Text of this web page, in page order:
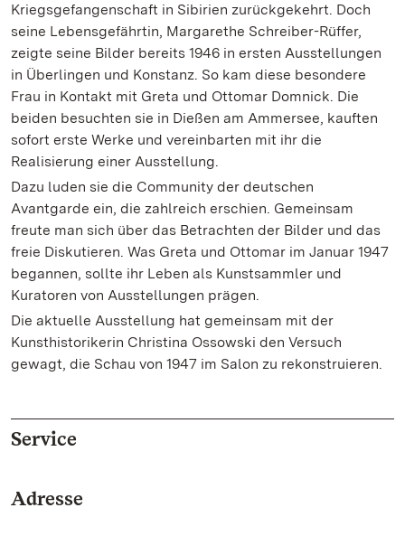
Kriegsgefangenschaft in Sibirien zurückgekehrt. Doch
seine Lebensgefährtin, Margarethe Schreiber-Rüffer,
zeigte seine Bilder bereits 1946 in ersten Ausstellungen
in Überlingen und Konstanz. So kam diese besondere
Frau in Kontakt mit Greta und Ottomar Domnick. Die
beiden besuchten sie in Dießen am Ammersee, kauften
sofort erste Werke und vereinbarten mit ihr die
Realisierung einer Ausstellung.
Dazu luden sie die Community der deutschen
Avantgarde ein, die zahlreich erschien. Gemeinsam
freute man sich über das Betrachten der Bilder und das
freie Diskutieren. Was Greta und Ottomar im Januar 1947
begannen, sollte ihr Leben als Kunstsammler und
Kuratoren von Ausstellungen prägen.
Die aktuelle Ausstellung hat gemeinsam mit der
Kunsthistorikerin Christina Ossowski den Versuch
gewagt, die Schau von 1947 im Salon zu rekonstruieren.
Service
Adresse